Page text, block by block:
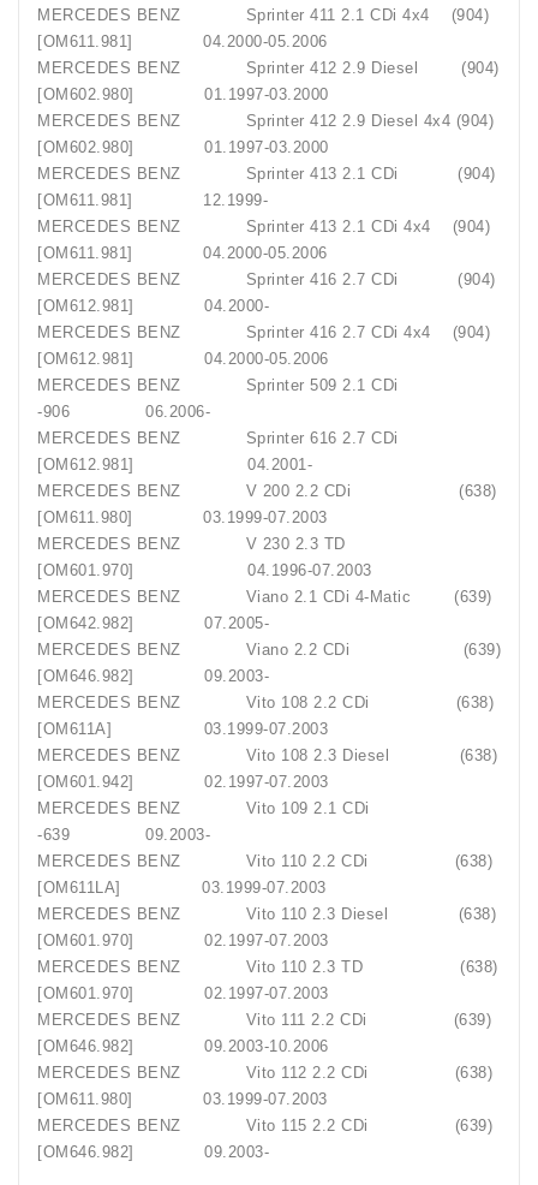
MERCEDES BENZ Sprinter 411 2.1 CDi 4x4 (904)
[OM611.981] 04.2000-05.2006
MERCEDES BENZ Sprinter 412 2.9 Diesel (904)
[OM602.980] 01.1997-03.2000
MERCEDES BENZ Sprinter 412 2.9 Diesel 4x4 (904)
[OM602.980] 01.1997-03.2000
MERCEDES BENZ Sprinter 413 2.1 CDi (904)
[OM611.981] 12.1999-
MERCEDES BENZ Sprinter 413 2.1 CDi 4x4 (904)
[OM611.981] 04.2000-05.2006
MERCEDES BENZ Sprinter 416 2.7 CDi (904)
[OM612.981] 04.2000-
MERCEDES BENZ Sprinter 416 2.7 CDi 4x4 (904)
[OM612.981] 04.2000-05.2006
MERCEDES BENZ Sprinter 509 2.1 CDi
-906 06.2006-
MERCEDES BENZ Sprinter 616 2.7 CDi
[OM612.981] 04.2001-
MERCEDES BENZ V 200 2.2 CDi (638)
[OM611.980] 03.1999-07.2003
MERCEDES BENZ V 230 2.3 TD
[OM601.970] 04.1996-07.2003
MERCEDES BENZ Viano 2.1 CDi 4-Matic (639)
[OM642.982] 07.2005-
MERCEDES BENZ Viano 2.2 CDi (639)
[OM646.982] 09.2003-
MERCEDES BENZ Vito 108 2.2 CDi (638)
[OM611A] 03.1999-07.2003
MERCEDES BENZ Vito 108 2.3 Diesel (638)
[OM601.942] 02.1997-07.2003
MERCEDES BENZ Vito 109 2.1 CDi
-639 09.2003-
MERCEDES BENZ Vito 110 2.2 CDi (638)
[OM611LA] 03.1999-07.2003
MERCEDES BENZ Vito 110 2.3 Diesel (638)
[OM601.970] 02.1997-07.2003
MERCEDES BENZ Vito 110 2.3 TD (638)
[OM601.970] 02.1997-07.2003
MERCEDES BENZ Vito 111 2.2 CDi (639)
[OM646.982] 09.2003-10.2006
MERCEDES BENZ Vito 112 2.2 CDi (638)
[OM611.980] 03.1999-07.2003
MERCEDES BENZ Vito 115 2.2 CDi (639)
[OM646.982] 09.2003-